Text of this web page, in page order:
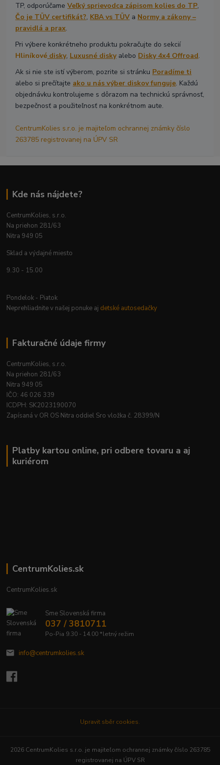
TP, odporúčameVeľký sprievodca zápisom kolies do TP,
Čo je TÜV certifikát?, KBA vs TÜV a Normy a zákony –
pravidlá a prax.
Pri výbere konkrétneho produktu pokračujte do sekcií
Hliníkové disky, Luxusné diskyalebo Disky 4x4 Offroad.
Ak si nie ste istí výberom, pozrite si stránku Poradíme ti
alebo si prečítajte ako u nás výber diskov funguje. Každú
objednávku kontrolujeme s dôrazom na technickú správnosť,
bezpečnosť a použiteľnosť na konkrétnom aute.
CentrumKolies s.r.o. je majiteľom ochrannej známky číslo
263785 registrovanej na ÚPV SR
Kde nás nájdete?
CentrumKolies, s.r.o.
Na priehon 281/63
Nitra 949 05
Sklad a výdajné miesto
9.30 - 15.00
Pondelok - Piatok
Neprehliadnite v našej ponuke aj detské autosedačky
Fakturačné údaje firmy
CentrumKolies, s.r.o.
Na priehon 281/63
Nitra 949 05
IČO: 46 026 339
ICDPH: SK2023190070
Zapísaná v OR OS Nitra oddiel Sro vložka č. 28399/N
Platby kartou online, pri odbere tovaru a aj
kuriérom
CentrumKolies.sk
CentrumKolies.sk
Sme Slovenská firma
037 / 3810711
Po-Pia 9.30 - 14.00 *letný režim
info@centrumkolies.sk
Upravit sběr cookies.
2026 CentrumKolies s.r.o. je majiteľom ochrannej známky číslo 263785
registrovanej na ÚPV SR